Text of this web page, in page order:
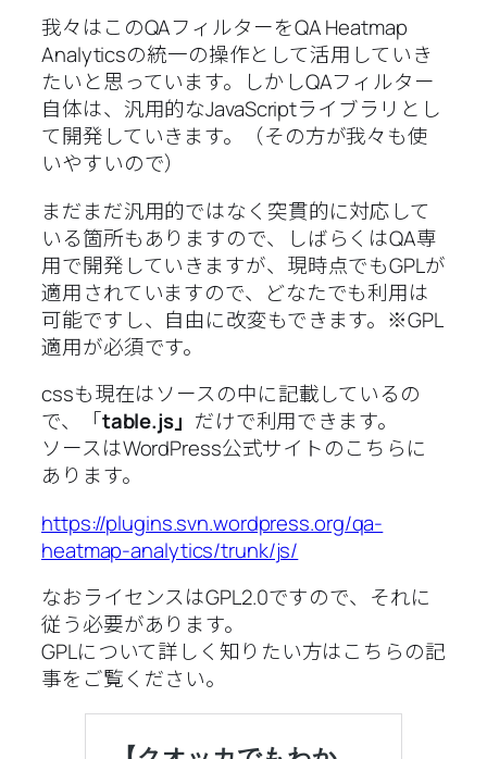
我々はこのQAフィルターをQA Heatmap
Analyticsの統一の操作として活用していき
たいと思っています。しかしQAフィルター
自体は、汎用的なJavaScriptライブラリとし
て開発していきます。（その方が我々も使
いやすいので）
まだまだ汎用的ではなく突貫的に対応して
いる箇所もありますので、しばらくはQA専
用で開発していきますが、現時点でもGPLが
適用されていますので、どなたでも利用は
可能ですし、自由に改変もできます。※GPL
適用が必須です。
cssも現在はソースの中に記載しているの
で、「table.js」 だけで利用できます。
ソースはWordPress公式サイトのこちらに
あります。
https://plugins.svn.wordpress.org/qa-
heatmap-analytics/trunk/js/
なおライセンスはGPL2.0ですので、それに
従う必要があります。
GPLについて詳しく知りたい方はこちらの記
事をご覧ください。